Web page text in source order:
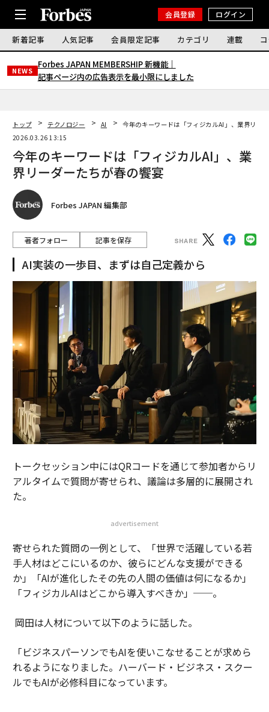
会員登録 ログイン
新着記事 人気記事 会員限定記事 カテゴリ 連載
NEWS
Forbes JAPAN MEMBERSHIP 新機能｜
記事ページ内の広告表示を最小限にしました
トップ テクノロジー AI
今年のキーワードは「フィジカルAI」、業界リー
2026.03.26 13:15
今年のキーワードは「フィジカルAI」、業
界リーダーたちが春の饗宴
Forbes JAPAN 編集部
著者フォロー 記事を保存
AI実装の一歩目、まずは自己定義から
トークセッション中にはQRコードを通じて参加者からリ
アルタイムで質問が寄せられ、議論は多層的に展開され
た。
advertisement
寄せられた質問の一例として、「世界で活躍している若
手人材はどこにいるのか、彼らにどんな支援ができる
か」「AIが進化したその先の人間の価値は何になるか」
「フィジカルAIはどこから導入すべきか」──。
岡田は人材について以下のように話した。
「ビジネスパーソンでもAIを使いこなせることが求めら
れるようになりました。ハーバード・ビジネス・スクー
ルでもAIが必修科目になっています。